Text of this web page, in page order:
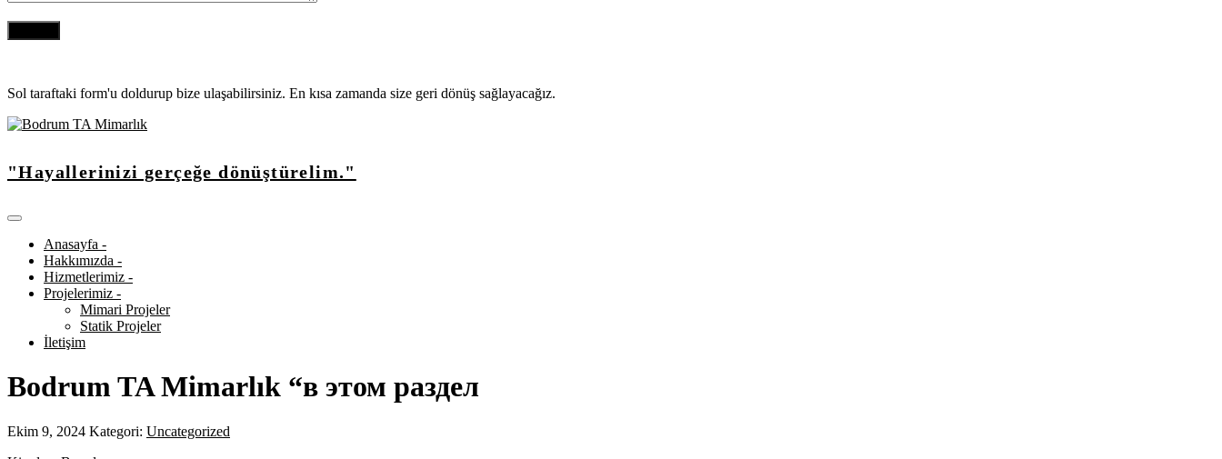
Sol taraftaki form'u doldurup bize ulaşabilirsiniz. En kısa zamanda size geri dönüş sağlayacağız.
"Hayallerinizi gerçeğe dönüştürelim."
Anasayfa -
Hakkımızda -
Hizmetlerimiz -
Projelerimiz -
Mimari Projeler
Statik Projeler
İletişim
Bodrum TA Mimarlık “в этом раздел
Ekim 9, 2024 Kategori: Uncategorized